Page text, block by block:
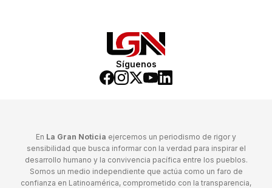
Síguenos
En La Gran Noticia ejercemos un periodismo de rigor y
sensibilidad que busca informar con la verdad para inspirar el
desarrollo humano y la convivencia pacífica entre los pueblos.
Somos un medio independiente que actúa como un faro de
confianza en Latinoamérica, comprometido con la transparencia,